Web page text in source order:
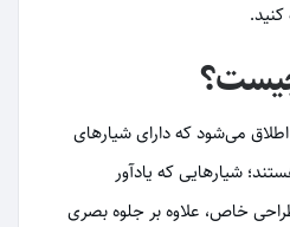
کنید.
می‌شود که دارای شیارهای
شیارهایی که یادآور
خاص، علاوه بر جلوه بصری